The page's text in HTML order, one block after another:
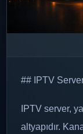
## IPTV
IPTV server,
altyapıdır.